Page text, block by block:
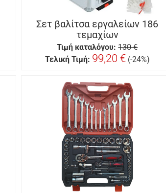
Σετ βαλίτσα εργαλείων 186
τεμαχίων
Τιμή καταλόγου: 130 €
Τελική Τιμή: 99,20 € (-24%)